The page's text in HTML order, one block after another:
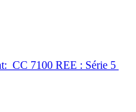
CC 7100 REE : Série 5